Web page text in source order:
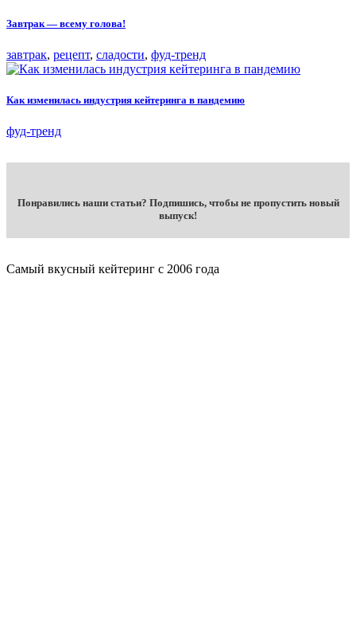
Завтрак — всему голова!
завтрак, рецепт, сладости, фуд-тренд
Как изменилась индустрия кейтеринга в пандемию
фуд-тренд
Понравились наши статьи? Подпишись, чтобы не пропустить новый
выпуск!
Самый вкусный кейтеринг с 2006 года